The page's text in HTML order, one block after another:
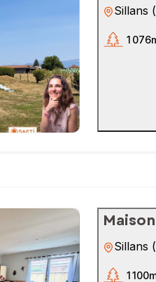
Sillans (
1
Sillans (
1